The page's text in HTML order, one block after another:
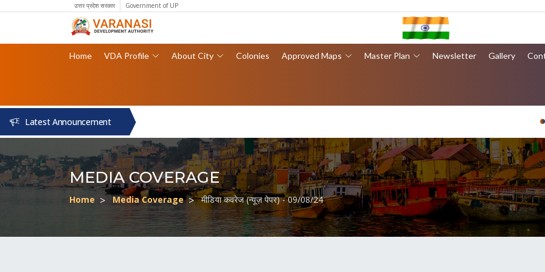
उत्तर प्रदेश सरकार Government of UP
Home VDA Profile About City Colonies Approved Maps Master Plan Newsletter Gallery
Latest Announcement
MEDIA COVERAGE
Home Media Coverage मीडिया कवरेज (न्यूज़ पेपर) - 09/08/24